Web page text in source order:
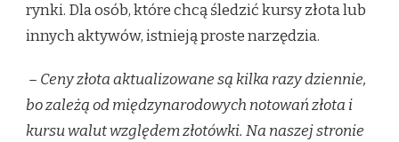
rynki. Dla osób, które chcą śledzić kursy złota lub
innych aktywów, istnieją proste narzędzia.
– Ceny złota aktualizowane są kilka razy dziennie,
bo zależą od międzynarodowych notowań złota i
kursu walut względem złotówki. Na naszej stronie